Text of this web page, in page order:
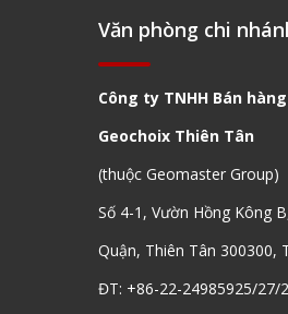
Văn phòng chi
Công ty TNHH Bán
Geochoix Thiên Tân
(thuộc Geomaster Group)
Số 4-1, Vườn Hồng Kông
Quận, Thiên Tân 300300,
ĐT: +86-22-24985925/27/